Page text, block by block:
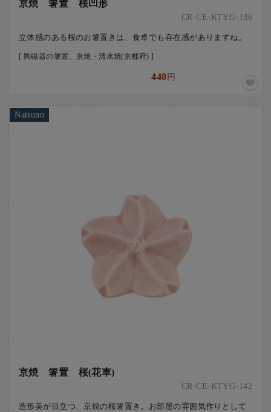
京焼 箸置 桜凹形
CR-CE-KTYG-136
立体感のある桜のお箸置きは、食卓でも存在感がありますね。
[ 陶磁器の箸置、京焼・清水焼(京都府) ]
440円
Natsuno
京焼 箸置 桜(花車)
CR-CE-KTYG-142
造形美が目立つ、京焼の桜箸置き。お部屋の雰囲気作りとして